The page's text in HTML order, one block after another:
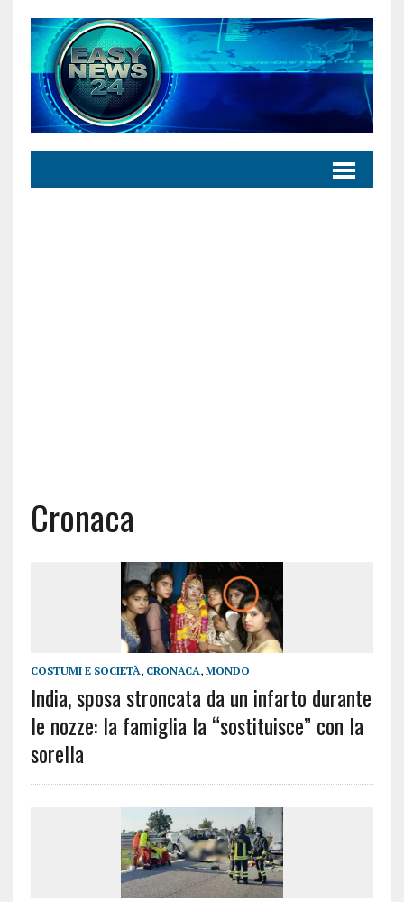
Cronaca
COSTUMI E SOCIETÀ, CRONACA, MONDO
India, sposa stroncata da un infarto durante
le nozze: la famiglia la “sostituisce” con la
sorella